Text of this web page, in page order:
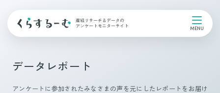
産経リサーチ＆データの
アンケートモニターサイト
データレポート
アンケートに参加されたみなさまの声を元にしたレポートをお届け